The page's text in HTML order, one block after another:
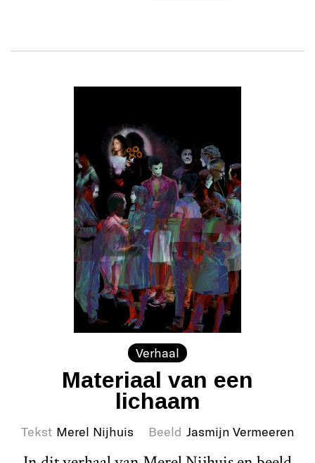
Verhaal
Materiaal van een
lichaam
Tekst Merel Nijhuis Beeld Jasmijn Vermeeren